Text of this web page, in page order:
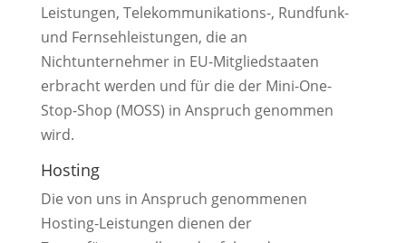
Leistungen, Telekommunikations-, Rundfunk-
und Fernsehleistungen, die an
Nichtunternehmer in EU-Mitgliedstaaten
erbracht werden und für die der Mini-One-
Stop-Shop (MOSS) in Anspruch genommen
wird.
Hosting
Die von uns in Anspruch genommenen
Hosting-Leistungen dienen der